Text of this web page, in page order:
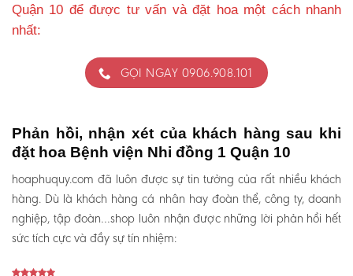
Quận 10 để được tư vấn và đặt hoa một cách nhanh
nhất:
GỌI NGAY 0906.908.101
Phản hồi, nhận xét của khách hàng sau khi
đặt hoa Bệnh viện Nhi đồng 1 Quận 10
hoaphuquy.com đã luôn được sự tin tưởng của rất nhiều khách
hàng. Dù là khách hàng cá nhân hay đoàn thể, công ty, doanh
nghiệp, tập đoàn…shop luôn nhận được những lời phản hồi hết
sức tích cực và đầy sự tín nhiệm: